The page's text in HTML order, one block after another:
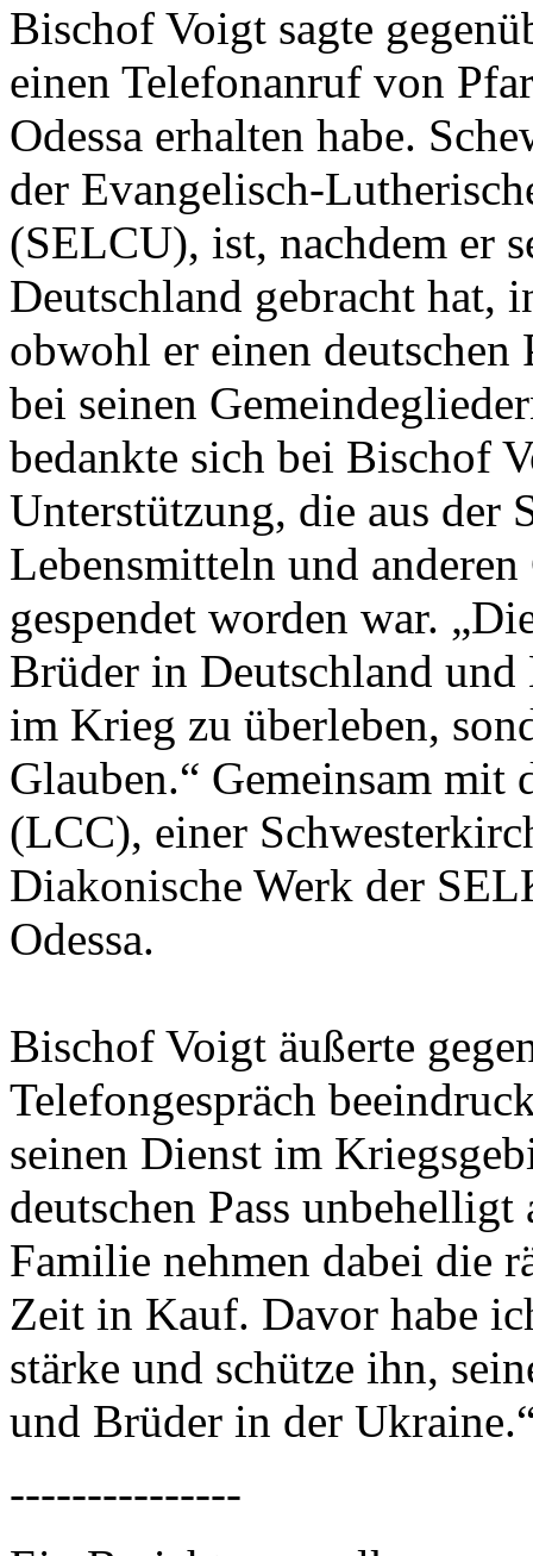
Bischof Voigt sagte
einen Telefonanruf von
Odessa erhalten habe.
der Evangelisch-
(SELCU), ist, nachdem er
Deutschland gebracht hat,
obwohl er einen deutschen
bei seinen
bedankte sich bei Bischof
Unterstützung, die aus
Lebensmitteln und
gespendet worden war.
Brüder in Deutschland
im Krieg zu überleben,
Glauben.“ Gemeinsam mit
(LCC), einer
Diakonische Werk der
Odessa.
Bischof Voigt äußerte
Telefongespräch
seinen Dienst im
deutschen Pass
Familie nehmen dabei die
Zeit in Kauf. Davor habe
stärke und schütze ihn,
und Brüder in der
---------------